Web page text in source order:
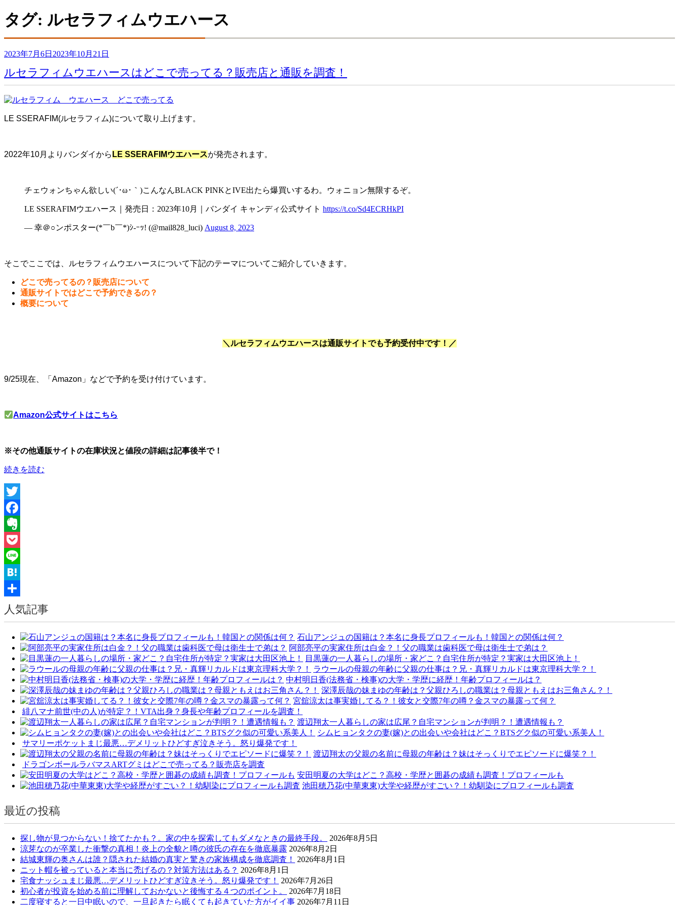
タグ: ルセラフィムウエハース
投
日:
2023年7月6日 2023年10月21日
ルセラフィムウエハースはどこで売ってる？販売店と通販を調査！
LE SSERAFIM(ルセラフィム)について取り上げます。
2022年10月よりバンダイから LE SSERAFIMウエハースが発売されます。
チェウォンちゃん欲しい(´･ω･｀)こんなんBLACK PINKとIVE出たら爆買いするわ。ウォニョン無限するぞ。
LE SSERAFIMウエハース｜発売日：2023年10月｜バンダイ キャンディ公式サイト https://t.co/Sd4ECRHkPI
— 幸＠○ンポスター(*￣b￣*)ｼ-ｰｯ! (@mail828_luci) August 8, 2023
そこでここでは、ルセラフィムウエハースについて下記のテーマについてご紹介していきます。
どこで売ってるの？販売店について
通販サイトではどこで予約できるの？
概要について
＼ルセラフィムウエハースは通販サイトでも予約受付中です！／
9/25現在、「Amazon」などで予約を受け付けています。
Amazon公式サイトはこちら
※その他通販サイトの在庫状況と値段の詳細は記事後半で！
“ル
ラ
フ
ィ
ム
ウ
エ
ハ
ー
ス
は
ど
こ
で
る？
査！”
続きを読む
Twitter
Facebook
Evernote
Pocket
Line
Hatena
共
有
人気記事
石山アンジュの国籍は？本名に身長プロフィールも！韓国との関係は何？
阿部亮平の実家住所は白金？！父の職業は歯科医で母は衛生士で弟は？
目黒蓮の一人暮らしの場所・家どこ？自宅住所が特定？実家は大田区池上！
ラウールの母親の年齢に父親の仕事は？兄・真輝リカルドは東京理科大学？！
中村明日香(法務省・検事)の大学・学歴に経歴！年齢プロフィールは？
深澤辰哉の妹まゆの年齢は？父親ひろしの職業は？母親ともえはお三角さん？！
宮舘涼太は事実婚してる？！彼女と交際7年の噂？金スマの暴露って何？
緋八マナ前世(中の人)が特定？！VTA出身？身長や年齢プロフィールを調査！
渡辺翔太一人暮らしの家は広尾？自宅マンションが判明？！遭遇情報も？
シムヒョンタクの妻(嫁)との出会いや会社はどこ？BTSグク似の可愛い系美人！
サマリーポケットまじ最悪…デメリットひどすぎ泣きそう。怒り爆発です！
渡辺翔太の父親の名前に母親の年齢は？妹はそっくりでエピソードに爆笑？！
ドラゴンボールラバマスARTグミはどこで売ってる？販売店を調査
安田明夏の大学はどこ？高校・学歴と囲碁の成績も調査！プロフィールも
池田穂乃花(中華東東)大学や経歴がすごい？！幼馴染にプロフィールも調査
最近の投稿
探し物が見つからない！捨てたかも？。家の中を探索してもダメなときの最終手段。
2026年8月5日
涼芽なのが卒業した衝撃の真相！炎上の全貌と噂の彼氏の存在を徹底暴露 2026年8月2日
結城東輝の奥さんは誰？隠された結婚の真実と驚きの家族構成を徹底調査！
2026年8月1日
ニット帽を被っていると本当に禿げるの？対策方法はある？ 2026年8月1日
宅食ナッシュまじ最悪…デメリットひどすぎ泣きそう。怒り爆発です！
2026年7月26日
初心者が投資を始める前に理解しておかないと後悔する４つのポイント。
2026年7月18日
二度寝すると一日中眠いので、一旦起きたら眠くても起きていた方がイイ事 2026年7月11日